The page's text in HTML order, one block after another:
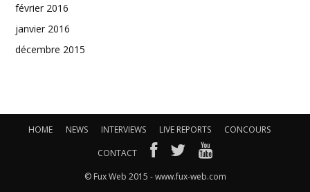
février 2016
janvier 2016
décembre 2015
HOME NEWS INTERVIEWS LIVE REPORTS
CONCOURS
CONTACT
© Fux Web 2015 - www.fux-web.com